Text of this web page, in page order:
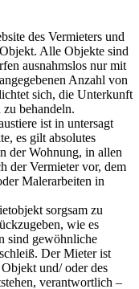
des Vermieters und
Alle Objekte sind
ausnahmslos nur mit
Anzahl von
sich, die Unterkunft
behandeln.
ist in untersagt
es gilt absolutes
der Wohnung, in allen
der Vermieter vor, dem
Malerarbeiten in
sorgsam zu
wie es
sind gewöhnliche
Der Mieter ist
und/ oder des
verantwortlich –